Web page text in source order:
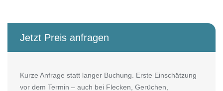
Jetzt Preis anfragen
Kurze Anfrage statt langer Buchung. Erste Einschätzung
vor dem Termin – auch bei Flecken, Gerüchen,